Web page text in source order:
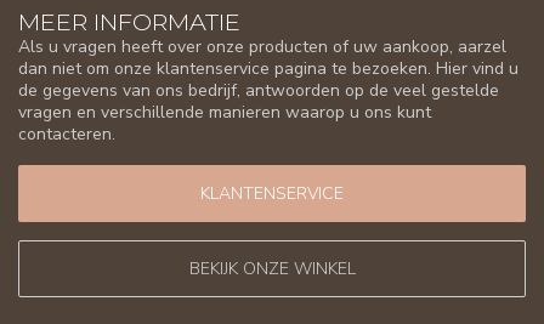
MEER INFORMATIE
Als u vragen heeft over onze producten of uw aankoop, aarzel
dan niet om onze klantenservice pagina te bezoeken. Hier vind u
de gegevens van ons bedrijf, antwoorden op de veel gestelde
vragen en verschillende manieren waarop u ons kunt
contacteren.
KLANTENSERVICE
BEKIJK ONZE WINKEL